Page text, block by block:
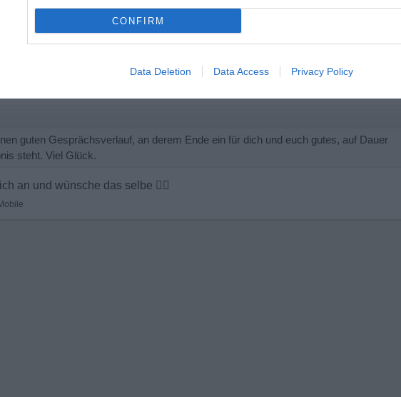
CONFIRM
Data Deletion Data Access Privacy Policy
da kommt wohl keine Reaktion, weil Miss Next door dich auf Ignore hat.
guten Gesprächsverlauf, an derem Ende ein für dich und euch gutes, auf Dauer
steht. Viel Glück.
an und wünsche das selbe 👍🏼